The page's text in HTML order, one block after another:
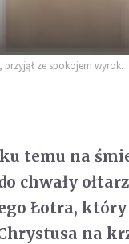
ze spokojem wyrok.
temu na
chwały
Łotra, który
na